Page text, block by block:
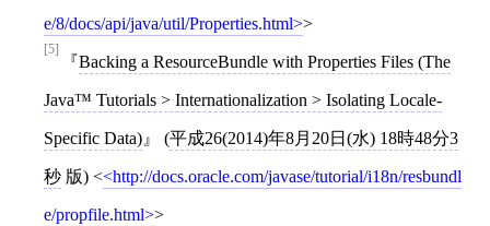
e/8/docs/api/java/util/Properties.html >
[5]
Backing a ResourceBundle with Properties Files (The
Java™ Tutorials > Internationalization > Isolating Locale-
Specific Data) (平成26(2014)年8月20日(水) 18時48分3
秒 版) < http://docs.oracle.com/javase/tutorial/i18n/resbundl
e/propfile.html >